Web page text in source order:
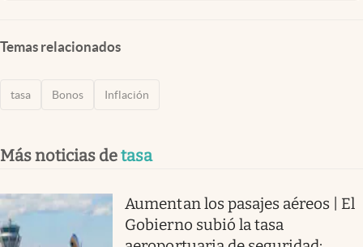
Temas relacionados
tasa Bonos Inflación
Más noticias detasa
Aumentan los pasajes aéreos | El
Gobierno subió la tasa